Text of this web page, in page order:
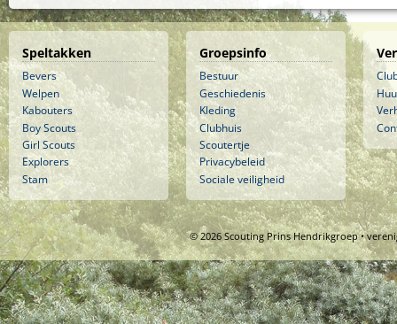
Speltakken
Bevers
Welpen
Kabouters
Boy Scouts
Girl Scouts
Explorers
Stam
Groepsinfo
Bestuur
Geschiedenis
Kleding
Clubhuis
Scoutertje
Privacybeleid
Sociale veiligheid
© 2026 Scouting Prins Hendrikgroep •